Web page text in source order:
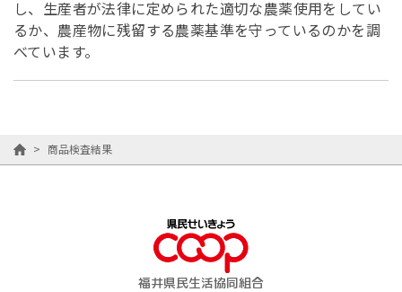
し、生産者が法律に定められた適切な農薬使用をしてい
るか、農産物に残留する農薬基準を守っているのかを調
べています。
> 商品検査結果
福井県民生活協同組合